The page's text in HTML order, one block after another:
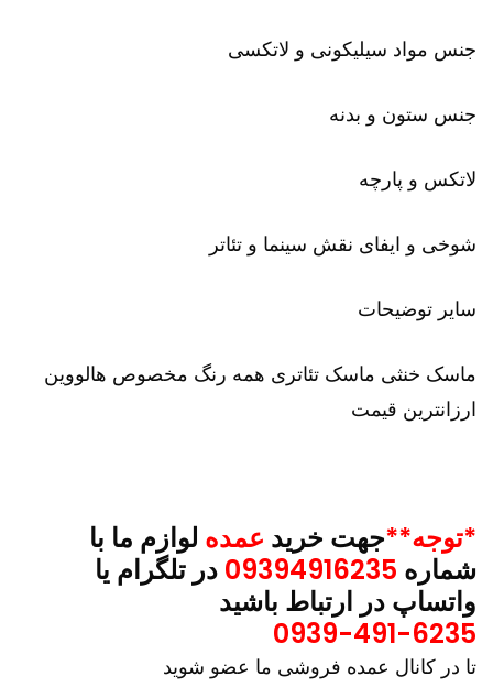
جنس مواد سیلیکونی و لاتکسی
جنس ستون و بدنه
لاتکس و پارچه
شوخی و ایفای نقش سینما و تئاتر
سایر توضیحات
ماسک خنثی ماسک تئاتری همه رنگ مخصوص هالووین
ارزانترین قیمت
*توجه**جهت خرید عمده لوازم ما با
شماره
در تلگرام یا
واتساپ در ارتباط باشید
0939-491-6235
تا در کانال عمده فروشی ما عضو شوید